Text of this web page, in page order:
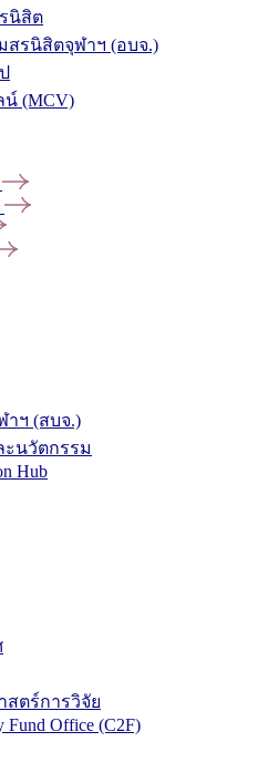
นิสิต
สรนิสิตจุฬาฯ (อบจ.)
น์ (MCV)
าฯ (สบจ.)
ะนวัตกรรม
Hub
ตร์การวิจัย
Fund Office (C2F)